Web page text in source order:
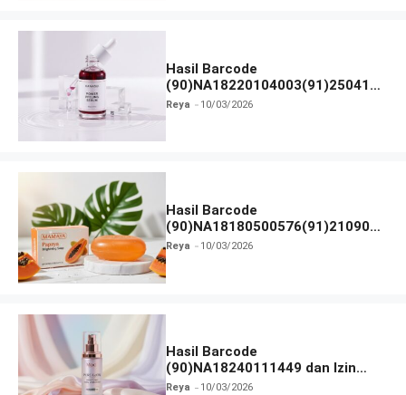
Hasil Barcode
(90)NA18220104003(91)250418
dan Izin BPOM
Reya 10/03/2026
Hasil Barcode
(90)NA18180500576(91)210906
dan Izin BPOM
Reya 10/03/2026
Hasil Barcode
(90)NA18240111449 dan Izin
BPOM
Reya 10/03/2026